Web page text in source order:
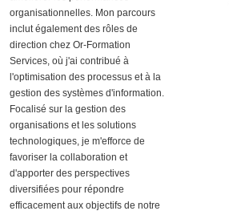
organisationnelles. Mon parcours
inclut également des rôles de
direction chez Or-Formation
Services, où j'ai contribué à
l'optimisation des processus et à la
gestion des systèmes d'information.
Focalisé sur la gestion des
organisations et les solutions
technologiques, je m'efforce de
favoriser la collaboration et
d'apporter des perspectives
diversifiées pour répondre
efficacement aux objectifs de notre